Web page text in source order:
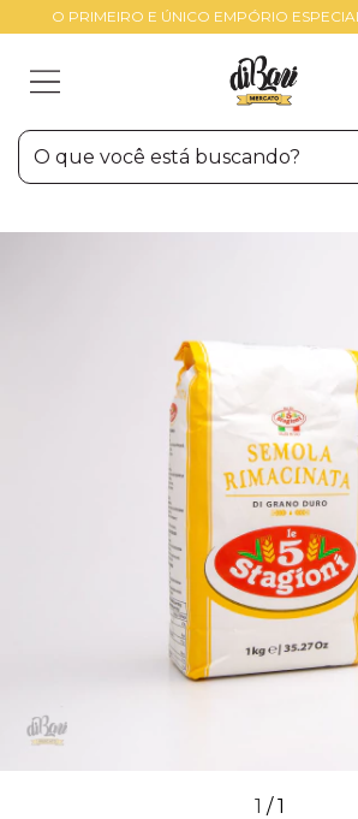
O PRIMEIRO E ÚNICO EMPÓRIO
1 /1